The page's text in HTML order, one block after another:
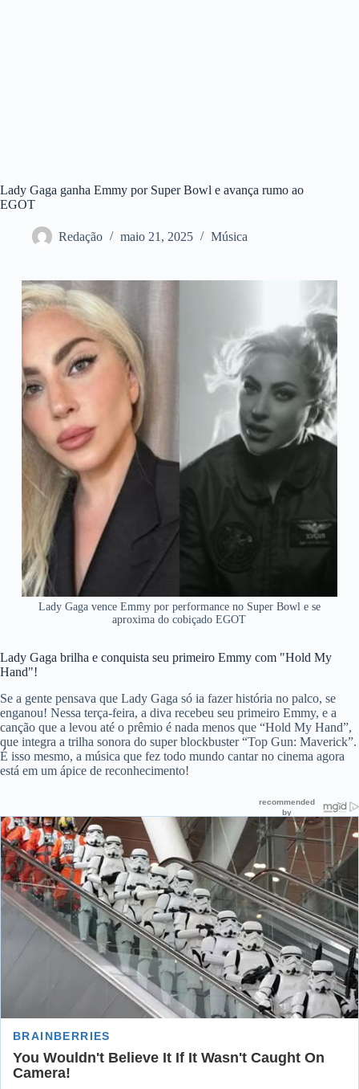
Lady Gaga ganha Emmy por Super Bowl e avança rumo ao
EGOT
Redação maio 21, 2025 Música
Lady Gaga vence Emmy por performance no Super Bowl e se
aproxima do cobiçado EGOT
Lady Gaga brilha e conquista seu primeiro Emmy com "Hold My
Hand"!
Se a gente pensava que Lady Gaga só ia fazer história no palco, se
enganou! Nessa terça-feira, a diva recebeu seu primeiro Emmy, e a
canção que a levou até o prêmio é nada menos que “Hold My Hand”,
que integra a trilha sonora do super blockbuster “Top Gun: Maverick”.
É isso mesmo, a música que fez todo mundo cantar no cinema agora
está em um ápice de reconhecimento!